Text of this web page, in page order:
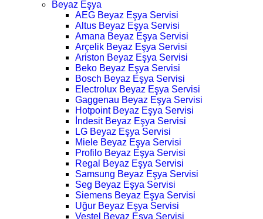
Beyaz Eşya
AEG Beyaz Eşya Servisi
Altus Beyaz Eşya Servisi
Amana Beyaz Eşya Servisi
Arçelik Beyaz Eşya Servisi
Ariston Beyaz Eşya Servisi
Beko Beyaz Eşya Servisi
Bosch Beyaz Eşya Servisi
Electrolux Beyaz Eşya Servisi
Gaggenau Beyaz Eşya Servisi
Hotpoint Beyaz Eşya Servisi
İndesit Beyaz Eşya Servisi
LG Beyaz Eşya Servisi
Miele Beyaz Eşya Servisi
Profilo Beyaz Eşya Servisi
Regal Beyaz Eşya Servisi
Samsung Beyaz Eşya Servisi
Seg Beyaz Eşya Servisi
Siemens Beyaz Eşya Servisi
Uğur Beyaz Eşya Servisi
Vestel Beyaz Eşya Servisi